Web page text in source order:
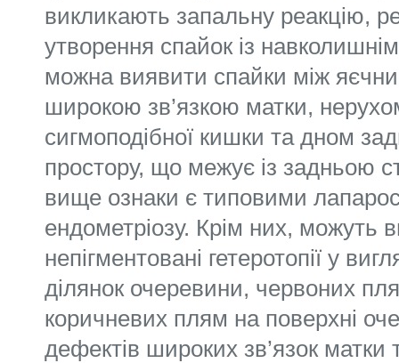
викликають запальну реакцію,
утворення спайок із
можна виявити спайки між
широкою зв’язкою матки,
сигмоподібної кишки та дном
простору, що межує із задньою
вище ознаки є типовими
ендометріозу. Крім них, можуть
непігментовані гетеротопії у
ділянок очеревини, червоних
коричневих плям на поверхні
дефектів широких зв’язок